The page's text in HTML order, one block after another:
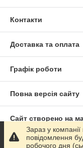
Контакти
Доставка та оплата
Графік роботи
Повна версія сайту
Сайт створено на
Політика
Зараз у
повідомлення
робочого дня